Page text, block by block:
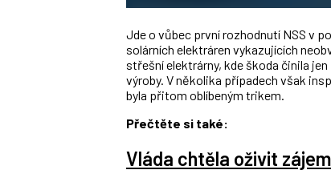
Jde o vůbec první rozhodnutí NSS v
solárních elektráren vykazujících
střešní elektrárny, kde škoda činila
výroby. V několika případech však
byla přitom oblíbeným trikem.
Přečtěte si také:
Vláda chtěla oživit